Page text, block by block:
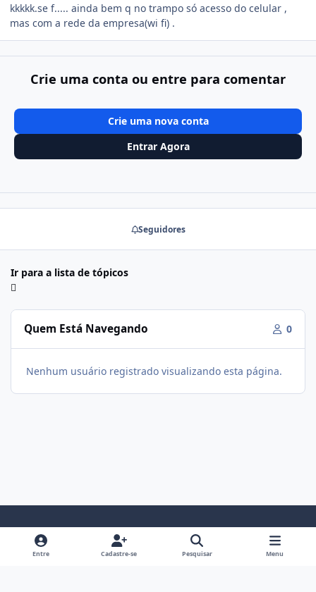
kkkkk.se f..... ainda bem q no trampo só acesso do celular ,
mas com a rede da empresa(wi fi) .
Crie uma conta ou entre para comentar
Crie uma nova conta
Entrar Agora
Seguidores
Ir para a lista de tópicos
Quem Está Navegando 0
Nenhum usuário registrado visualizando esta página.
Modo ClaroModo EscuroPreferência do Sistema
i
Entre Cadastre-se Pesquisar Menu